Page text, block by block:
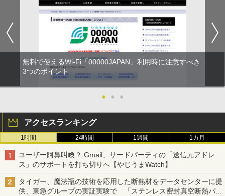
無料で使えるWi-Fi「00000JAPAN」利用時に注意すべき
3つのポイント
● ● ●
アクセスランキング
1時間 24時間 1週間 1カ月
ユーザー阿鼻叫喚？ Gmail、サードパーティの「送信元アドレ
ス」のサポートを打ち切りへ【やじうまWatch】
タイガー、魔法瓶の技術を応用した断熱材をデータセンターに提
供、東急グループの実証実験で 「ステンレス密封真空断熱パネ